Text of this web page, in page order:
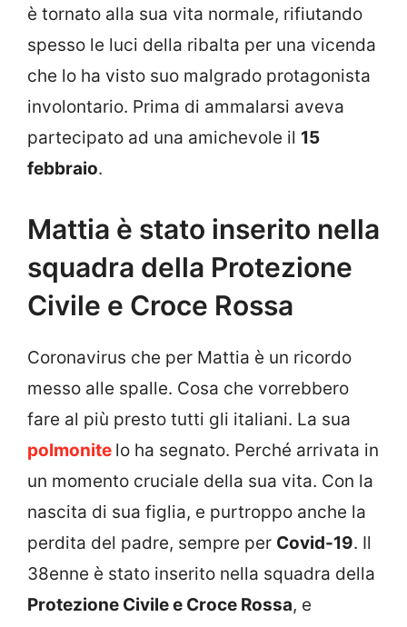
è tornato alla sua vita normale, rifiutando
spesso le luci della ribalta per una vicenda
che lo ha visto suo malgrado protagonista
involontario. Prima di ammalarsi aveva
partecipato ad una amichevole il 15
febbraio.
Mattia è stato inserito nella
squadra della Protezione
Civile e Croce Rossa
Coronavirus che per Mattia è un ricordo
messo alle spalle. Cosa che vorrebbero
fare al più presto tutti gli italiani. La sua
polmonite lo ha segnato. Perché arrivata in
un momento cruciale della sua vita. Con la
nascita di sua figlia, e purtroppo anche la
perdita del padre, sempre per Covid-19. Il
38enne è stato inserito nella squadra della
Protezione Civile e Croce Rossa, e